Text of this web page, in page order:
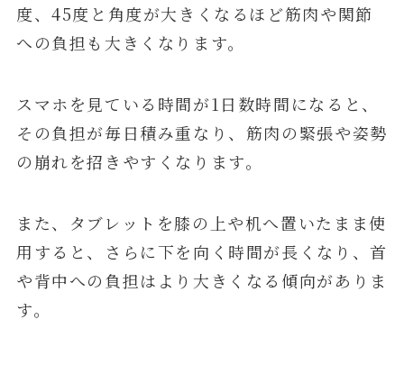
度、45度と角度が大きくなるほど筋肉や関節
への負担も大きくなります。
スマホを見ている時間が1日数時間になると、
その負担が毎日積み重なり、筋肉の緊張や姿勢
の崩れを招きやすくなります。
また、タブレットを膝の上や机へ置いたまま使
用すると、さらに下を向く時間が長くなり、首
や背中への負担はより大きくなる傾向がありま
す。